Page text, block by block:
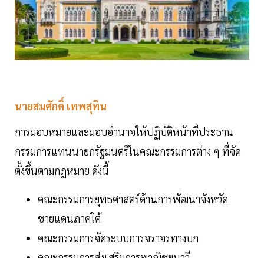
นายสมศักดิ์ เทพสุทิน
การมอบหมายและมอบอำนาจให้ปฏิบัติหน้าที่ประธาน
กรรมการแทนนายกรัฐมนตรีในคณะกรรมการต่าง ๆ ที่จัด
ตั้งขึ้นตามกฎหมาย ดังนี้
คณะกรรมการยุทธศาสตร์ด้านการพัฒนาจังหวัด
ชายแดนภาคใต้
คณะกรรมการจัดระบบการจราจรทางบก